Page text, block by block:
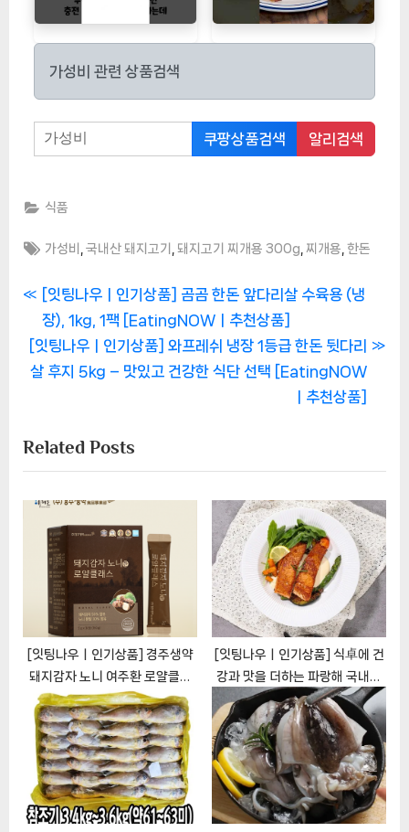
가성비 관련 상품검색
쿠팡상품검색 알리검색
식품
Tags:
가성비,국내산 돼지고기,돼지고기 찌개용 300g,찌개용 ,한돈